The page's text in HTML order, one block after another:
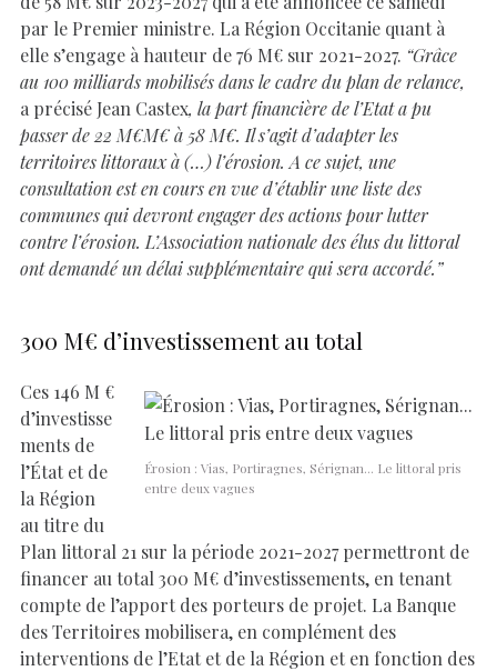
par le Premier ministre. La Région Occitanie quant à
elle s’engage à hauteur de 76 M€ sur 2021-2027. “Grâce
au 100 milliards mobilisés dans le cadre du plan de relance,
a précisé Jean Castex, la part financière de l’Etat a pu
passer de 22 M€M€ à 58 M€. Il s’agit d’adapter les
territoires littoraux à (…) l’érosion. A ce sujet, une
consultation est en cours en vue d’établir une liste des
communes qui devront engager des actions pour lutter
contre l’érosion. L’Association nationale des élus du littoral
ont demandé un délai supplémentaire qui sera accordé.”
300 M€ d’investissement au total
Érosion : Vias, Portiragnes, Sérignan… Le littoral pris
entre deux vagues
Ces 146 M €
d’investisse
ments de
l’État et de
la Région
au titre du
Plan littoral 21 sur la période 2021-2027 permettront de
financer au total 300 M€ d’investissements, en tenant
compte de l’apport des porteurs de projet. La Banque
des Territoires mobilisera, en complément des
interventions de l’Etat et de la Région et en fonction des